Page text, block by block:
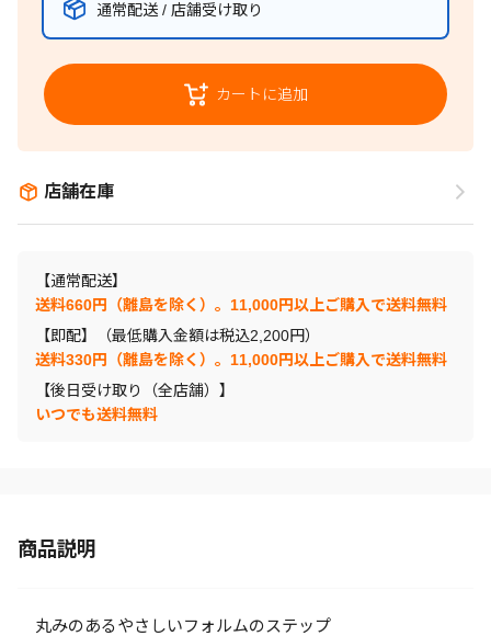
通常配送 / 店舗受け取り
カートに追加
店舗在庫
【通常配送】
送料660円（離島を除く）。11,000円以上ご購入で送料無料
【即配】（最低購入金額は税込2,200円）
送料330円（離島を除く）。11,000円以上ご購入で送料無料
【後日受け取り（全店舗）】
いつでも送料無料
商品説明
丸みのあるやさしいフォルムのステップ